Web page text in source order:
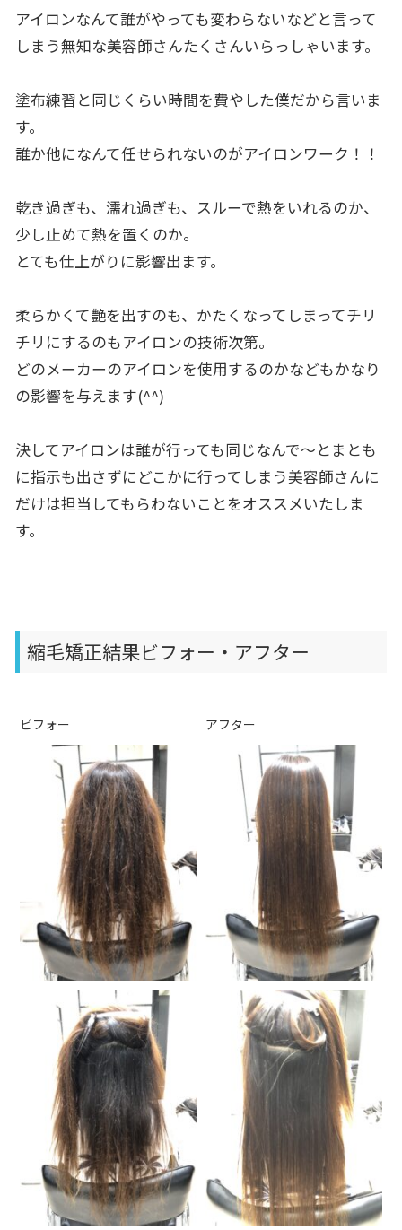
アイロンなんて誰がやっても変わらないなどと言って
しまう無知な美容師さんたくさんいらっしゃいます。
塗布練習と同じくらい時間を費やした僕だから言いま
す。
誰か他になんて任せられないのがアイロンワーク！！
乾き過ぎも、濡れ過ぎも、スルーで熱をいれるのか、
少し止めて熱を置くのか。
とても仕上がりに影響出ます。
柔らかくて艶を出すのも、かたくなってしまってチリ
チリにするのもアイロンの技術次第。
どのメーカーのアイロンを使用するのかなどもかなり
の影響を与えます(^^)
決してアイロンは誰が行っても同じなんで〜とまとも
に指示も出さずにどこかに行ってしまう美容師さんに
だけは担当してもらわないことをオススメいたしま
す。
縮毛矯正結果ビフォー・アフター
ビフォー アフター